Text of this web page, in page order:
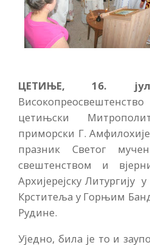
ЦЕТИЊЕ, 16.
цетињски
приморски Г. Амфилохије
празник Светог
свештенством и
Архијерејску Литургију
Крститеља у Горњим
Рудине.
Уједно, била је то и